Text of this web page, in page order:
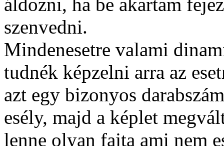
szenvedni.
Mindenesetre valami
tudnék képzelni arra az
azt egy bizonyos
esély, majd a képlet
lenne olyan fajta ami nem